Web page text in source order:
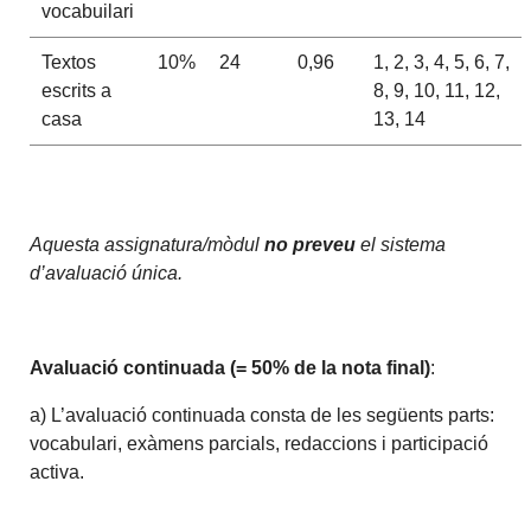
vocabuilari
Textos
escrits a
casa
10% 24 0,96
1, 2, 3, 4, 5, 6, 7,
8, 9, 10, 11, 12,
13, 14
Aquesta assignatura/mòdulno preveu el sistema
d’avaluació única.
Avaluació continuada (= 50% de la nota final):
a) L’avaluació continuada consta de les següents parts:
vocabulari, exàmens parcials, redaccions i participació
activa.